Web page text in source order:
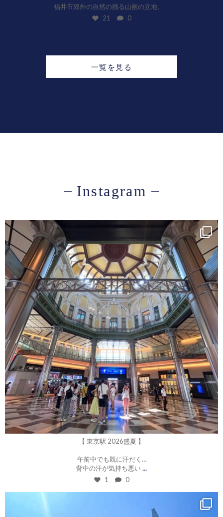
福井市郊外の自然の残る山裾の立地。
21 0
一覧を見る
Instagram
roku_design
7月 23
【 東京駅 2026盛夏 】
午前中でも既に汗だく…
背中の汗が気持ち悪い...
1 0